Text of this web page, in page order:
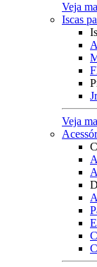
Veja
Iscas
Veja